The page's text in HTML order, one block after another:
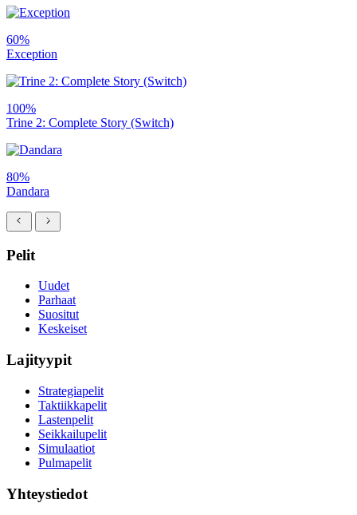
60%
Exception
100%
Trine 2: Complete Story (Switch)
80%
Dandara
Pelit
Uudet
Parhaat
Suositut
Keskeiset
Lajityypit
Strategiapelit
Taktiikkapelit
Lastenpelit
Seikkailupelit
Simulaatiot
Pulmapelit
Yhteystiedot